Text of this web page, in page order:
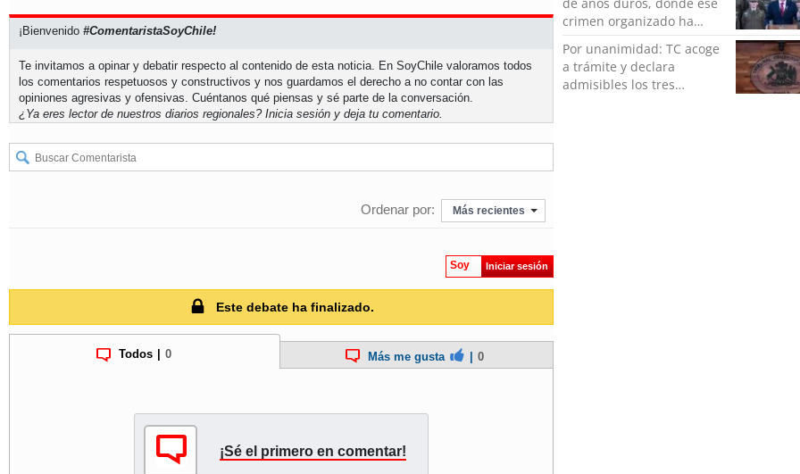
¡Bienvenido #ComentaristaSoyChile!
Te invitamos a opinar y debatir respecto al contenido de esta noticia. En SoyChile valoramos todos
los comentarios respetuosos y constructivos y nos guardamos el derecho a no contar con las
opiniones agresivas y ofensivas. Cuéntanos qué piensas y sé parte de la conversación.
¿Ya eres lector de nuestros diarios regionales? Inicia sesión y deja tu comentario.
Ordenar por: Más recientes
Soy Iniciar sesión
Este debate ha finalizado.
Todos 0 Más me gusta 0
¡Sé el primero en comentar!
crimen organizado ha
ocupado un lugar que no
le corresponde”
Por unanimidad: TC acoge
a trámite y declara
admisibles los tres